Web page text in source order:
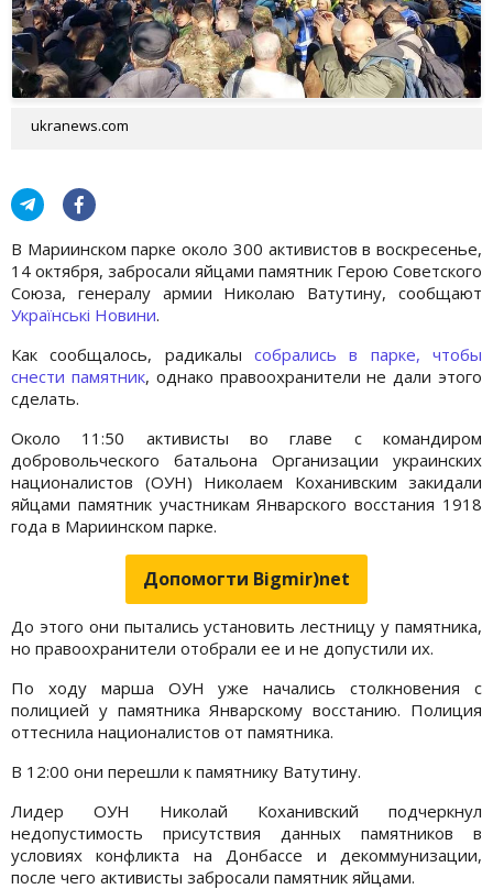
ukranews.com
В Мариинском парке около 300 активистов в воскресенье,
14 октября, забросали яйцами памятник Герою Советского
Союза, генералу армии Николаю Ватутину, сообщают
Українські Новини.
Как сообщалось, радикалы собрались в парке, чтобы
снести памятник, однако правоохранители не дали этого
сделать.
Около 11:50 активисты во главе с командиром
добровольческого батальона Организации украинских
националистов (ОУН) Николаем Коханивским закидали
яйцами памятник участникам Январского восстания 1918
года в Мариинском парке.
Допомогти Bigmir)net
До этого они пытались установить лестницу у памятника,
но правоохранители отобрали ее и не допустили их.
По ходу марша ОУН уже начались столкновения с
полицией у памятника Январскому восстанию. Полиция
оттеснила националистов от памятника.
В 12:00 они перешли к памятнику Ватутину.
Лидер ОУН Николай Коханивский подчеркнул
недопустимость присутствия данных памятников в
условиях конфликта на Донбассе и декоммунизации,
после чего активисты забросали памятник яйцами.